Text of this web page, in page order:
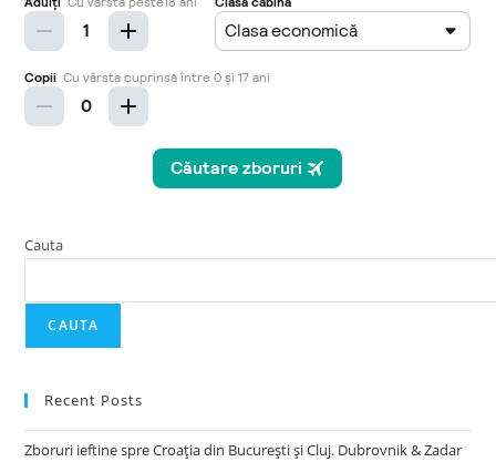
Cauta
CAUTA
Recent Posts
Zboruri ieftine spre Croația din București și Cluj. Dubrovnik & Zadar